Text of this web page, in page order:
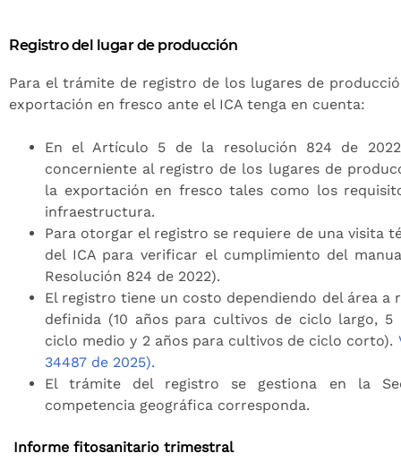
Registro del lugar de producción
Para el trámite de registro de los lugares de
exportación en fresco ante el ICA tenga en cuenta:
En el Artículo 5 de la resolución 824 de
concerniente al registro de los lugares de
la exportación en fresco tales como los
infraestructura.
Para otorgar el registro se requiere de una visita
del ICA para verificar el cumplimiento del
Resolución 824 de 2022).
El registro tiene un costo dependiendo del área a
definida (10 años para cultivos de ciclo largo, 5
ciclo medio y 2 años para cultivos de ciclo corto).
34487 de 2025).
El trámite del registro se gestiona en la
competencia geográfica corresponda.
Informe fitosanitario trimestral